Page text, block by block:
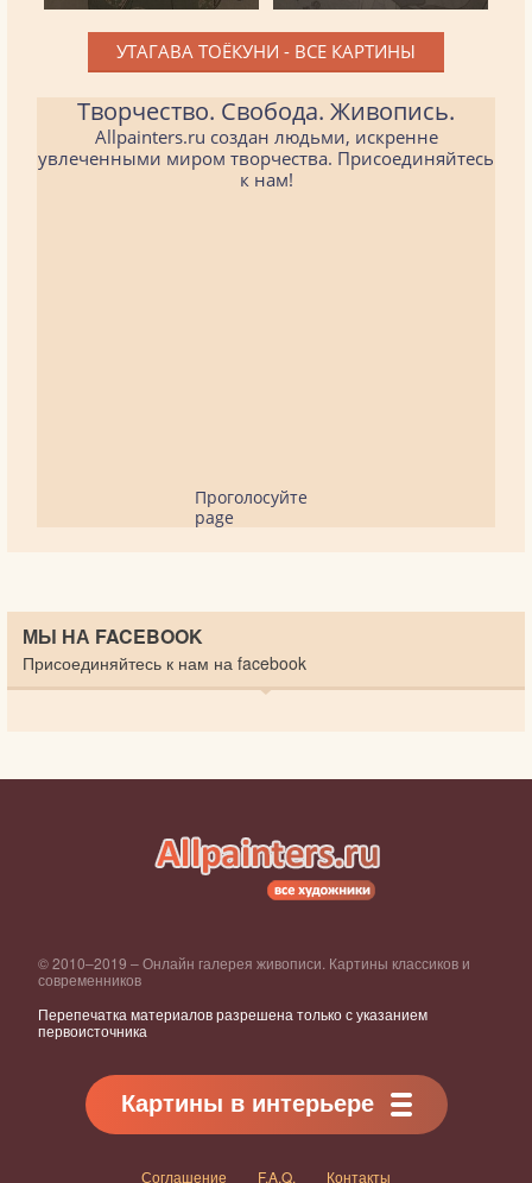
УТАГАВА ТОЁКУНИ - ВСЕ КАРТИНЫ
Творчество. Свобода. Живопись.
Allpainters.ru создан людьми, искренне
увлеченными миром творчества. Присоединяйтесь
к нам!
Проголосуйте
page
МЫ НА FACEBOOK
Присоединяйтесь к нам на facebook
© 2010–2019 – Онлайн галерея живописи. Картины классиков и
современников
Перепечатка материалов разрешена только с указанием
первоисточника
Картины в интерьере
Соглашение F.A.Q. Контакты